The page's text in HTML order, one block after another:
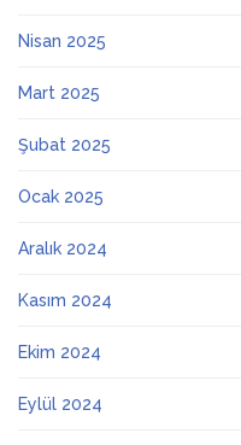
Nisan 2025
Mart 2025
Şubat 2025
Ocak 2025
Aralık 2024
Kasım 2024
Ekim 2024
Eylül 2024